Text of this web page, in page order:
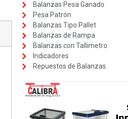
Balanzas Pesa Ganado
Pesa Patrón
Balanzas Tipo Pallet
Balanzas de Rampa
Balanzas con Tallimetro
Indicadores
Repuestos de Balanzas